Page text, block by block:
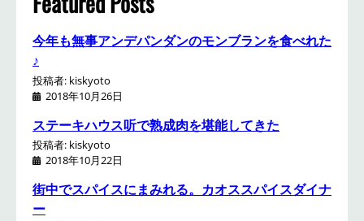
今年も無事アンデパンダンのモンブランを食べれた
♪
投稿者: kiskyoto
2018年10月26日
ステーキハウス听で熟成肉を堪能してきた
投稿者: kiskyoto
2018年10月22日
街中でスパイスにまみれる。カオススパイスダイナ
ー